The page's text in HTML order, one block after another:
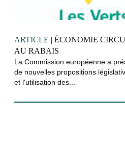
ARTICLE | ÉCONOMIE
AU RABAIS
La Commission européenne a
de nouvelles propositions
et l'utilisation des...